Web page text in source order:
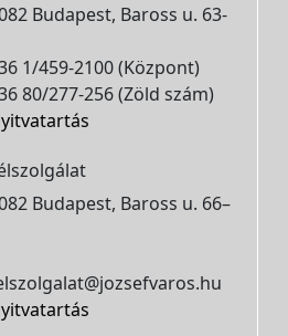
Budapest, Baross u. 63-
1/459-2100 (Központ)
80/277-256 (Zöld szám)
Budapest, Baross u. 66–